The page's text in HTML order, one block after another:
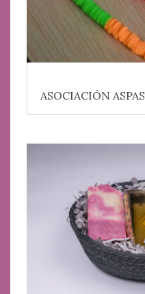
ASOCIACIÓN ASPAS